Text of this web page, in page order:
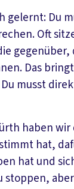
gelernt: Du
Oft
gegenüber,
Das
musst
haben
hat,
hat und
stoppen,